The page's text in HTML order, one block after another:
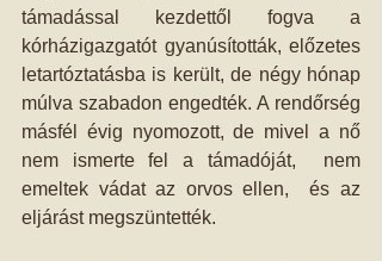
támadással kezdettől fogva a
kórházigazgatót gyanúsították, előzetes
letartóztatásba is került, de négy hónap
múlva szabadon engedték. A rendőrség
másfél évig nyomozott, de mivel a nő
nem ismerte fel a támadóját,  nem
emeltek vádat az orvos ellen,  és az
eljárást megszüntették.